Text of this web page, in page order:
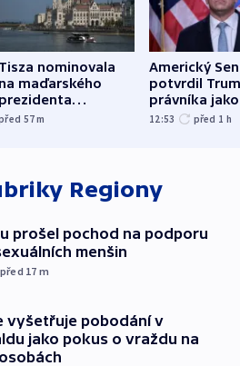
Tisza nominovala
na maďarského
prezidenta
šéfa
57m
Americký
potvrdil
právníka jako
ministra
12:53 před 1 h
Regiony
prošel pochod na podporu
menšin
před 17 m
vyšetřuje pobodání v
jako pokus o vraždu na